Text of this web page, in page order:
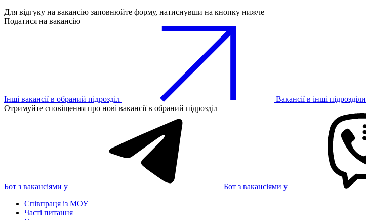
Для відгуку на вакансію заповнюйте форму, натиснувши на кнопку нижче
Податися на вакансію
Інші вакансії в обраний підрозділ
Вакансії в інші підрозділи
Отримуйте сповіщення про нові вакансії в обраний підрозділ
Бот з вакансіями у
Бот з вакансіями у
Співпраця із МОУ
Часті питання